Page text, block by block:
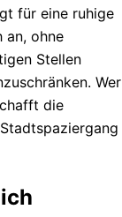
für eine ruhige
an, ohne
Stellen
Wer
die